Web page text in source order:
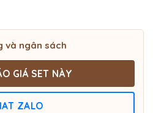
và ngân sách
GIÁ SET NÀY
ZALO